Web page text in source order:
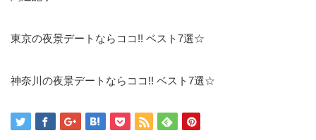
東京の夜景デートならココ!! ベスト7選☆
神奈川の夜景デートならココ!! ベスト7選☆